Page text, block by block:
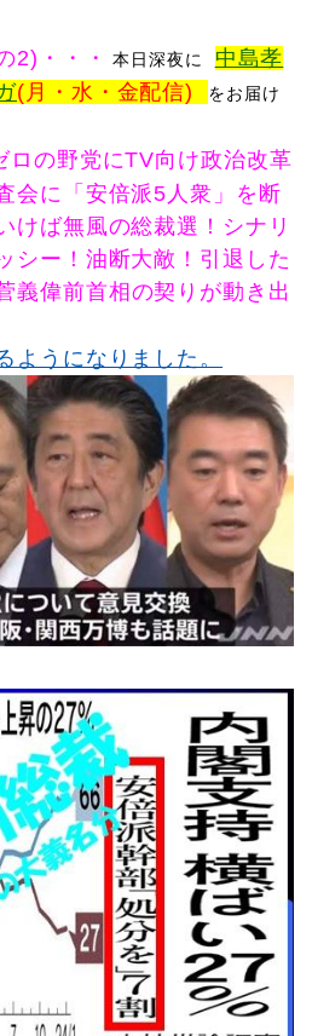
2) ・・・ 本日深夜に 中島孝
(月・水・金配信)
をお届け
ロの野党にTV向け政治改革
会に「安倍派5人衆」を断
けば無風の総裁選！ シナリ
シー！油断大敵！引退した
義偉前首相の契りが動き出
ようになりました。